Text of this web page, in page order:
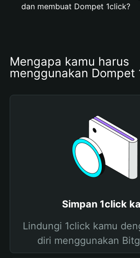
dan membuat Dompet 1click?
Mengapa kamu harus
menggunakan Dompet
Simpan 1click
Lindungi 1click kamu
diri menggunakan